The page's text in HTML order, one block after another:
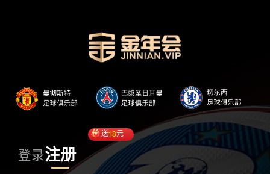
登录注册
送18元